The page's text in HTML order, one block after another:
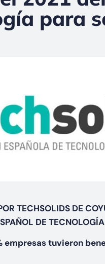
para
TECHSOLIDS DE
DE
empresas tuvieron